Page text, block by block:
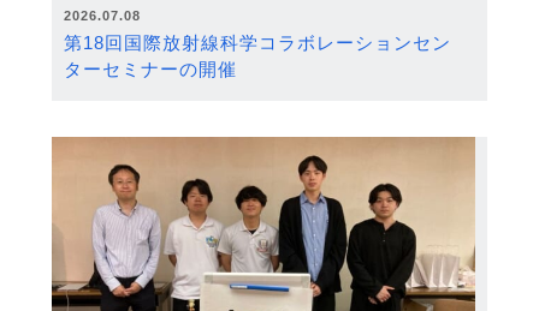
2026.07.08
第18回国際放射線科学コラボレーションセン
ターセミナーの開催